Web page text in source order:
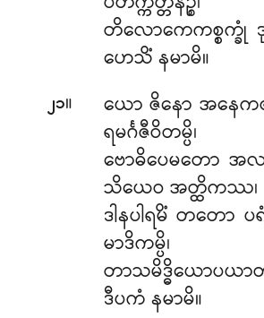
တိလောကေကစ္စက္
ဟေသိံ နမာမိ။
၂၁။
ယော ဇိနော အနေ
ရမင်္ဂဇီဝိတမ္ပိ၊
ဗောဓိပေမတော အလ
သိယေဝ အတ္ထိကဿ၊
ဒါနပါရမိံ တတော
မာဒိကမ္ပိ၊
တာသမိဒ္ဓိယောပယ
ဒီပကံ နမာမိ။